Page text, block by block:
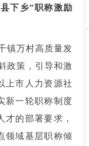
下乡”职称激励
镇万村高质量发
政策，引导和激
上市人力资源社
新一轮职称制度
的部署要求，
领域基层职称倾